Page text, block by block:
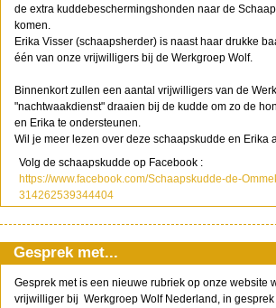
de extra kuddebeschermingshonden naar de
komen.
Erika Visser (schaapsherder) is naast haar drukke
één van onze vrijwilligers bij de Werkgroep Wolf.
Binnenkort zullen een aantal vrijwilligers van de
"nachtwaakdienst" draaien bij de kudde om zo de
en Erika te ondersteunen.
Wil je meer lezen over deze schaapskudde en Erika
Volg de schaapskudde op Facebook :
https://www.facebook.com/Schaapskudde-de-
314262539344404
Gesprek met...
Gesprek met is een nieuwe rubriek op onze website
vrijwilliger bij Werkgroep Wolf Nederland, in gesprek